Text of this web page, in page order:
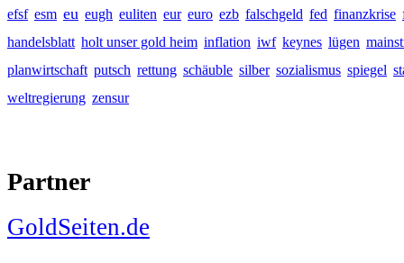
efsf esm eu eugh euliten eur euro ezb falschgeld fed finanzkrise
handelsblatt holt unser gold heim inflation iwf keynes lügen
planwirtschaft putsch rettung schäuble silber sozialismus spiegel
weltregierung zensur
Partner
GoldSeiten.de